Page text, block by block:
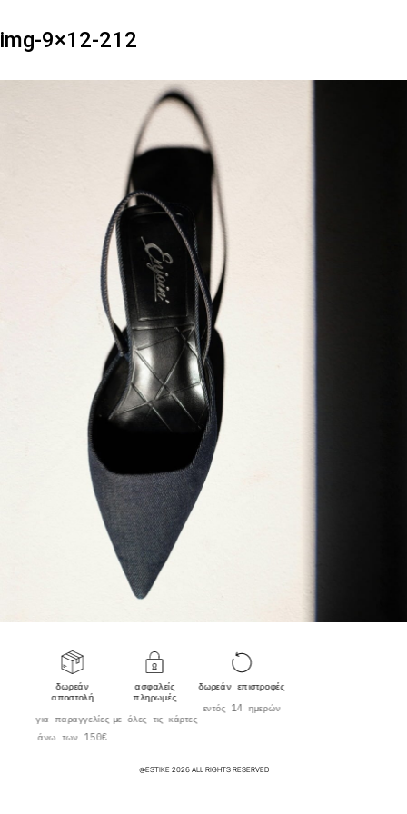
img-9×12-212
δωρεάν
αποστολή
για παραγγελίες
άνω των 150€
ασφαλείς
πληρωμές
με όλες τις κάρτες
δωρεάν επιστροφές
εντός 14 ημερών
@ESTIKE 2026 ALL RIGHTS RESERVED